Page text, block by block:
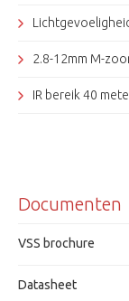
2.8-12mm M-
IR bereik 40
Object detectie
Weerbestendig
Documenten
VSS brochure
Datasheet